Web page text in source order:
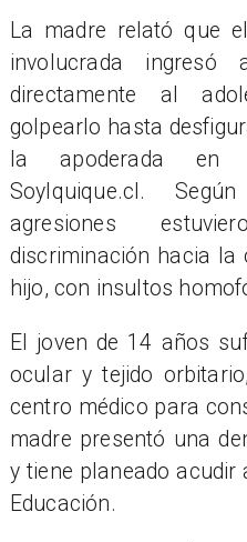
La madre relató que
involucrada
directamente al
golpearlo hasta
la apoderada en
SoyIquique.cl.
agresiones
discriminación hacia la
hijo, con insultos
El joven de 14 años
ocular y tejido
centro médico para
madre presentó una
y tiene planeado acudir
Educación.